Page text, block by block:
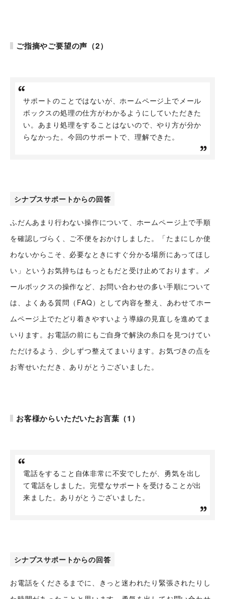
ご指摘やご要望の声（2）
サポートのことではないが、ホームページ上でメール
ボックスの処理の仕方がわかるようにしていただきた
い。あまり処理をすることはないので、やり方が分か
らなかった。今回のサポートで、理解できた。
シナプスサポートからの回答
ふだんあまり行わない操作について、ホームページ上で手順
を確認しづらく、ご不便をおかけしました。「たまにしか使
わないからこそ、必要なときにすぐ分かる場所にあってほし
い」というお気持ちはもっともだと受け止めております。メ
ールボックスの操作など、お問い合わせの多い手順について
は、よくある質問（FAQ）として内容を整え、あわせてホー
ムページ上でたどり着きやすいよう導線の見直しを進めてま
いります。お電話の前にもご自身で解決の糸口を見つけてい
ただけるよう、少しずつ整えてまいります。お気づきの点を
お寄せいただき、ありがとうございました。
お客様からいただいたお言葉（1）
電話をすること自体非常に不安でしたが、勇気を出し
て電話をしました。完璧なサポートを受けることが出
来ました。ありがとうございました。
シナプスサポートからの回答
お電話をくださるまでに、きっと迷われたり緊張されたりし
シナプスの経営理念